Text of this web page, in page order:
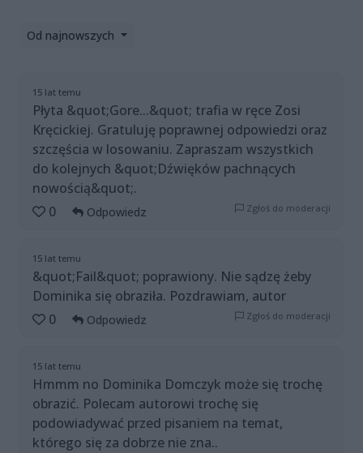
Od najnowszych
15 lat temu
Płyta &quot;Gore...&quot; trafia w ręce Zosi
Kręcickiej. Gratuluję poprawnej odpowiedzi oraz
szczęścia w losowaniu. Zapraszam wszystkich
do kolejnych &quot;Dźwięków pachnących
nowością&quot;.
0
Odpowiedz Zgłoś do moderacji
15 lat temu
&quot;Fail&quot; poprawiony. Nie sądzę żeby
Dominika się obraziła. Pozdrawiam, autor
0
Odpowiedz Zgłoś do moderacji
15 lat temu
Hmmm no Dominika Domczyk może się trochę
obrazić. Polecam autorowi trochę się
podowiadywać przed pisaniem na temat,
którego się za dobrze nie zna..